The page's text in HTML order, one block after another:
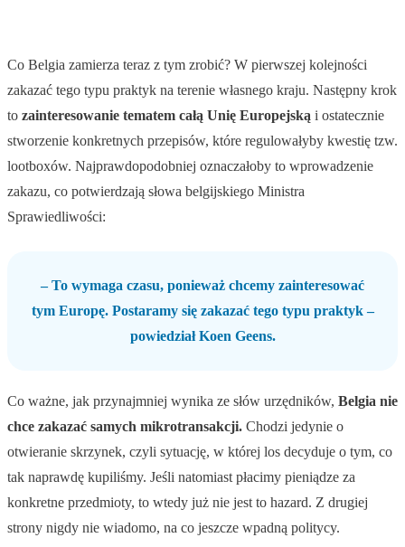
Co Belgia zamierza teraz z tym zrobić? W pierwszej kolejności
zakazać tego typu praktyk na terenie własnego kraju. Następny krok
to zainteresowanie tematem całą Unię Europejską i ostatecznie
stworzenie konkretnych przepisów, które regulowałyby kwestię tzw.
lootboxów. Najprawdopodobniej oznaczałoby to wprowadzenie
zakazu, co potwierdzają słowa belgijskiego Ministra
Sprawiedliwości:
– To wymaga czasu, ponieważ chcemy zainteresować
tym Europę. Postaramy się zakazać tego typu praktyk –
powiedział Koen Geens.
Co ważne, jak przynajmniej wynika ze słów urzędników, Belgia nie
chce zakazać samych mikrotransakcji. Chodzi jedynie o
otwieranie skrzynek, czyli sytuację, w której los decyduje o tym, co
tak naprawdę kupiliśmy. Jeśli natomiast płacimy pieniądze za
konkretne przedmioty, to wtedy już nie jest to hazard. Z drugiej
strony nigdy nie wiadomo, na co jeszcze wpadną politycy.